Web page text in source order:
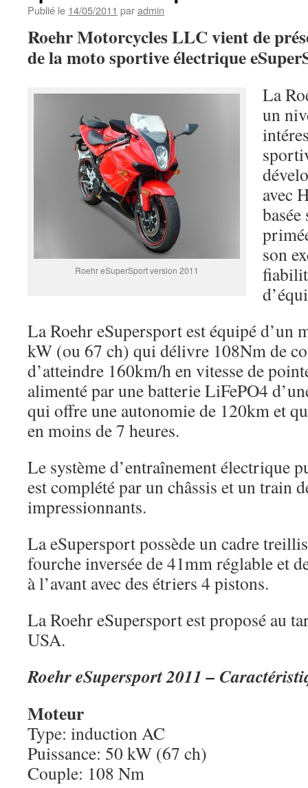
Publié le 14/05/2011 paradmin
Roehr Motorcycles LLC vient de
de la moto sportive électrique
Roehr eSuperSport version 2011
La
un
avec
son
La Roehr eSupersport est équipé d’un
kW (ou 67 ch) qui délivre 108Nm de
d’atteindre 160km/h en vitesse de
alimenté par une batterie LiFePO4
qui offre une autonomie de 120km et
en moins de 7 heures.
Le système d’entraînement électrique
est complété par un châssis et un train
impressionnants.
La eSupersport possède un cadre
fourche inversée de 41mm réglable et
à l’avant avec des étriers 4 pistons.
La Roehr eSupersport est proposé au
USA.
Roehr eSupersport 2011 –
Moteur
Type: induction AC
Puissance: 50 kW (67 ch)
Couple: 108 Nm